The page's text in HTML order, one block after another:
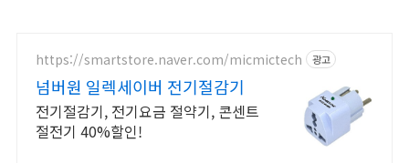
https://smartstore.naver.com/micmictech 광고
넘버원 일렉세이버 전기절감기
전기절감기, 전기요금 절약기, 콘센트
절전기 40%할인!